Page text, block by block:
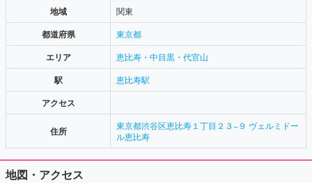
地域 関東
都道府県 東京都
エリア 恵比寿・中目黒・代官山
駅 恵比寿駅
アクセス
住所
東京都渋谷区恵比寿１丁目２３−９ ヴェルミドー
ル恵比寿
地図・アクセス